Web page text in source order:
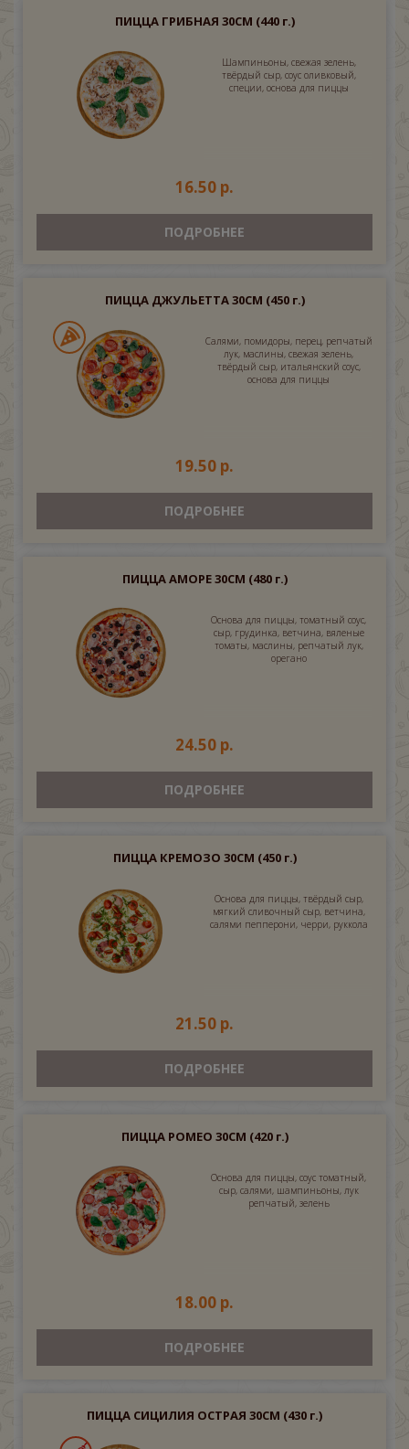
ПИЦЦА ГРИБНАЯ 30СМ (440 г.)
Шампиньоны, свежая зелень,
твёрдый сыр, соус оливковый,
специи, основа для пиццы
16.50 р.
ПОДРОБНЕЕ
ПИЦЦА ДЖУЛЬЕТТА 30СМ (450 г.)
Салями, помидоры, перец, репчатый
лук, маслины, свежая зелень,
твёрдый сыр, итальянский соус,
основа для пиццы
19.50 р.
ПОДРОБНЕЕ
ПИЦЦА АМОРЕ 30СМ (480 г.)
Основа для пиццы, томатный соус,
сыр, грудинка, ветчина, вяленые
томаты, маслины, репчатый лук,
орегано
24.50 р.
ПОДРОБНЕЕ
ПИЦЦА КРЕМОЗО 30СМ (450 г.)
Основа для пиццы, твёрдый сыр,
мягкий сливочный сыр, ветчина,
салями пепперони, черри, руккола
21.50 р.
ПОДРОБНЕЕ
ПИЦЦА РОМЕО 30СМ (420 г.)
Основа для пиццы, соус томатный,
сыр, салями, шампиньоны, лук
репчатый, зелень
18.00 р.
ПОДРОБНЕЕ
ПИЦЦА СИЦИЛИЯ ОСТРАЯ 30СМ (430 г.)